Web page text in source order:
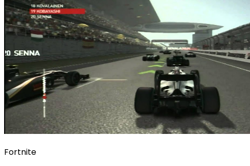
Fortnite